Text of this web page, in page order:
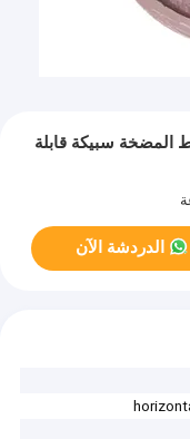
المضخة سبيكة قابلة
الدردشة الآن